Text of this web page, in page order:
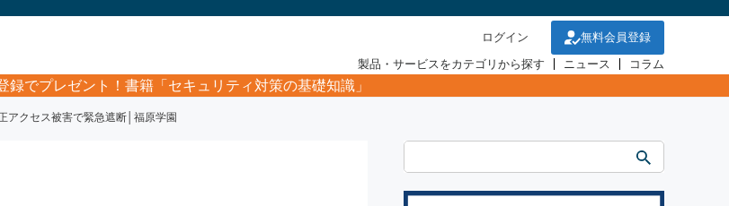
ログイン
無料会員登録
製品・サービスをカテゴリから探す
ニュース コラム
録でプレゼント！書籍「セキュリティ対策の基礎知識」
アクセス被害で緊急遮断│福原学園